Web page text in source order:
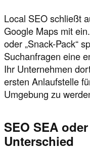
Local SEO schließt
Google Maps mit
oder „Snack-Pack“
Suchanfragen eine
Ihr Unternehmen
ersten Anlaufstelle
Umgebung zu
SEO SEA
Unterschied